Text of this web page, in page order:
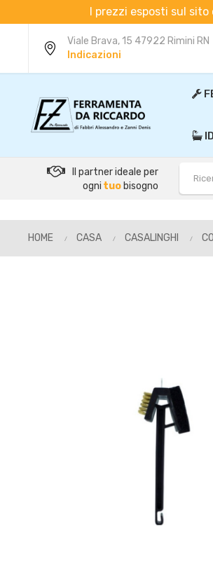
I prezzi esposti sul
Viale Brava, 15 47922 Rimini RN
Indicazioni
Il partner ideale per
ogni tuo bisogno
HOME CASA CASALINGHI